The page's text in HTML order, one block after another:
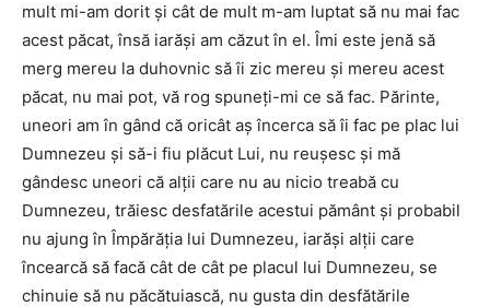
mult mi-am dorit şi cât de mult m-am luptat să nu mai fac
acest păcat, însă iarăşi am căzut în el. Îmi este jenă să
merg mereu la duhovnic să îi zic mereu şi mereu acest
păcat, nu mai pot, vă rog spuneţi-mi ce să fac. Părinte,
uneori am în gând că oricât aş încerca să îi fac pe plac lui
Dumnezeu şi să-i fiu plăcut Lui, nu reuşesc şi mă
gândesc uneori că alţii care nu au nicio treabă cu
Dumnezeu, trăiesc desfatările acestui pământ şi probabil
nu ajung în Împărăţia lui Dumnezeu, iarăşi alţii care
încearcă să facă cât de cât pe placul lui Dumnezeu, se
chinuie să nu păcătuiască, nu gusta din desfătările